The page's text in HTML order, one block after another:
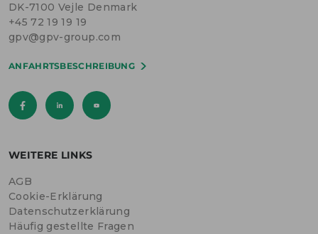
DK-7100 Vejle Denmark
+45 72 19 19 19
gpv@gpv-group.com
ANFAHRTSBESCHREIBUNG
WEITERE LINKS
AGB
Cookie-Erklärung
Datenschutzerklärung
Häufig gestellte Fragen